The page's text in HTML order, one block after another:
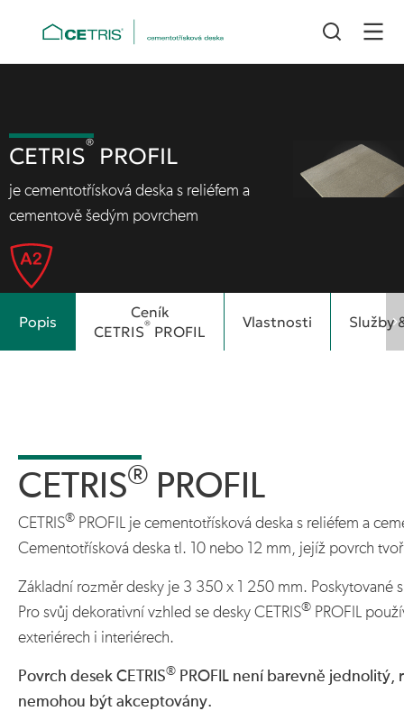
CETRIS® PROFIL
je cementotřísková deska s reliéfem a
cementově šedým povrchem
Popis
Ceník
CETRIS® PROFIL
Vlastnosti Služby
CETRIS® PROFIL
CETRIS® PROFIL je cementotřísková deska s reliéfem a
Cementotřísková deska tl. 10 nebo 12 mm, jejíž povrch
Základní rozměr desky je 3 350 x 1 250 mm. Poskytované
Pro svůj dekorativní vzhled se desky CETRIS® PROFIL
exteriérech i interiérech.
Povrch desek CETRIS® PROFIL není barevně
nemohou být akceptovány.